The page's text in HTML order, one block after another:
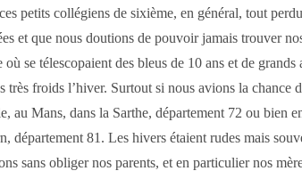
petits collégiens de sixième, en général, tout
et que nous doutions de pouvoir jamais trouver
où se télescopaient des bleus de 10 ans et de grands
très froids l’hiver. Surtout si nous avions la chance
au Mans, dans la Sarthe, département 72 ou bien
département 81. Les hivers étaient rudes mais
sans obliger nos parents, et en particulier nos